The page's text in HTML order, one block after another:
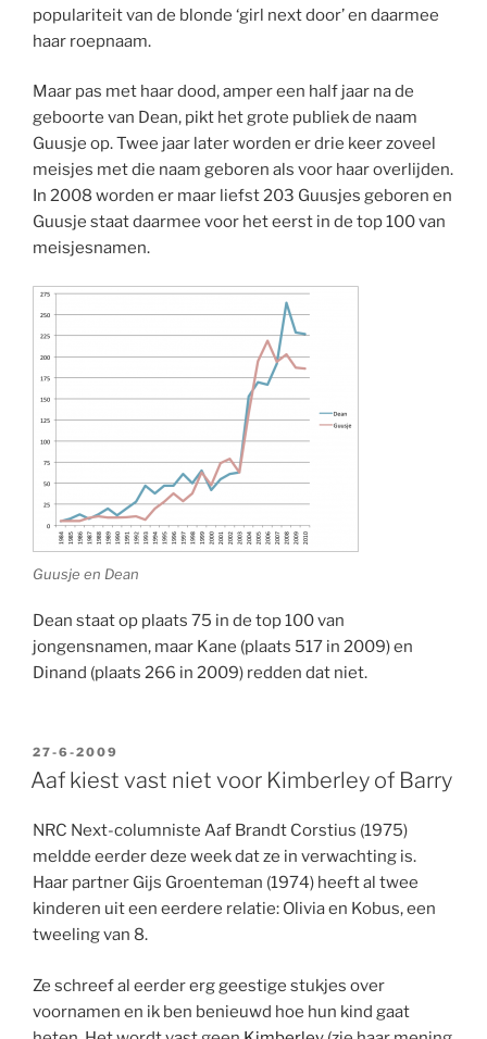
populariteit van de blonde ‘girl next door’ en daarmee
haar roepnaam.
Maar pas met haar dood, amper een half jaar na de
geboorte van Dean, pikt het grote publiek de naam
Guusje op. Twee jaar later worden er drie keer zoveel
meisjes met die naam geboren als voor haar overlijden.
In 2008 worden er maar liefst 203 Guusjes geboren en
Guusje staat daarmee voor het eerst in de top 100 van
meisjesnamen.
Guusje en Dean
Dean staat op plaats 75 in de top 100 van
jongensnamen, maar Kane (plaats 517 in 2009) en
Dinand (plaats 266 in 2009) redden dat niet.
GEPLAATST
OP
27-6-2009
Aaf kiest vast niet voor Kimberley of Barry
NRC Next-columniste Aaf Brandt Corstius (1975)
meldde eerder deze week dat ze in verwachting is.
Haar partner Gijs Groenteman (1974) heeft al twee
kinderen uit een eerdere relatie: Olivia en Kobus, een
tweeling van 8.
Ze schreef al eerder erg geestige stukjes over
voornamen en ik ben benieuwd hoe hun kind gaat